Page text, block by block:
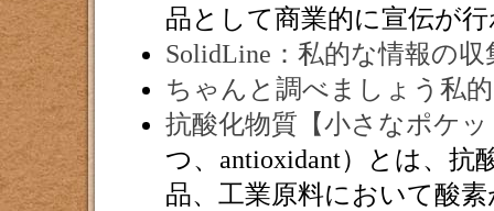
品として商業的に宣伝が
SolidLine：私的な情報の
ちゃんと調べましょう私
抗酸化物質【小さなポケ
つ、antioxidant）とは、抗
品、工業原料において酸